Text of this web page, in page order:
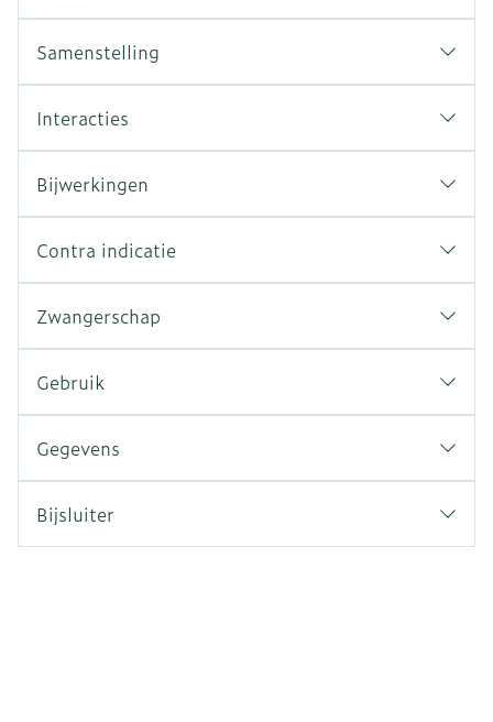
Samenstelling
Interacties
Bijwerkingen
Contra indicatie
Zwangerschap
Gebruik
Gegevens
Bijsluiter